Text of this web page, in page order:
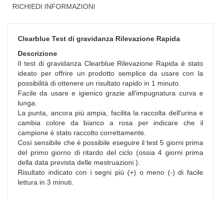
RICHIEDI INFORMAZIONI
Clearblue Test di gravidanza Rilevazione Rapida
Descrizione
Il test di gravidanza Clearblue Rilevazione Rapida è stato
ideato per offrire un prodotto semplice da usare con la
possibilità di ottenere un risultato rapido in 1 minuto.
Facile da usare e igienico grazie all'impugnatura curva e
lunga.
La punta, ancora più ampia, facilita la raccolta dell'urina e
cambia colore da bianco a rosa per indicare che il
campione è stato raccolto correttamente.
Così sensibile che è possibile eseguire il test 5 giorni prima
del primo giorno di ritardo del ciclo (ossia 4 giorni prima
della data prevista delle mestruazioni ).
Risultato indicato con i segni più (+) o meno (-) di facile
lettura in 3 minuti.